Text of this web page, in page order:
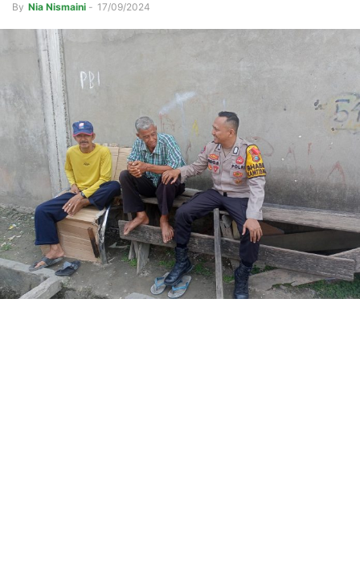
By Nia Nismaini - 17/09/2024